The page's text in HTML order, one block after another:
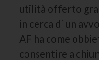
utilità offerto
in cerca di un
AF ha come
consentire a